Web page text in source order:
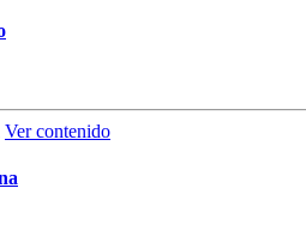
Ver contenido